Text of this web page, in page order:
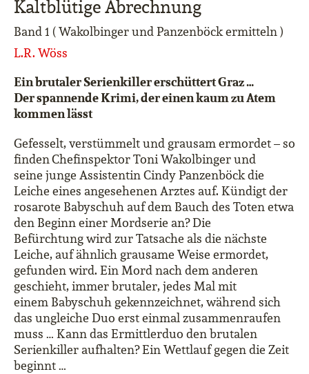
Kaltblütige Abrechnung
Band 1 ( Wakolbinger und Panzenböck ermitteln )
L.R. Wöss
Ein brutaler Serienkiller erschüttert Graz …
Der spannende Krimi, der einen kaum zu Atem
kommen lässt
Gefesselt, verstümmelt und grausam ermordet – so
findenChefinspektor Toni Wakolbinger und
seine junge Assistentin Cindy Panzenböck die
Leiche eines angesehenen Arztes auf. Kündigt der
rosarote Babyschuh auf dem Bauch des Toten etwa
den Beginn einerMordserie an?Die
Befürchtungwird zur Tatsache als die nächste
Leiche, auf ähnlich grausame Weise ermordet,
gefunden wird. Ein Mordnach dem anderen
geschieht, immer brutaler, jedes Mal mit
einem Babyschuh gekennzeichnet, während sich
das ungleiche Duo erst einmal zusammenraufen
muss … Kann das Ermittlerduo den brutalen
Serienkiller aufhalten? Ein Wettlauf gegen die Zeit
beginnt …